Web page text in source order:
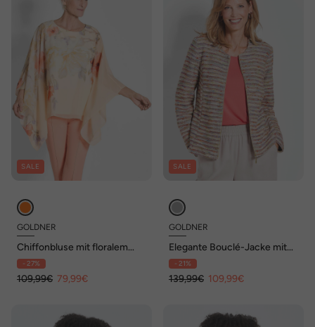
SALE
GOLDNER
Chiffonbluse mit floralem
Design
- 27%
109,99€ 79,99€
SALE
GOLDNER
Elegante Bouclé-Jacke mit
Multicolor-Design
- 21%
139,99€ 109,99€